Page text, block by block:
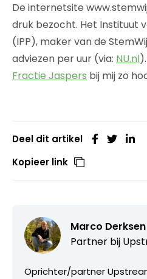
De internetsite
druk bezocht. Het Instituut
(IPP), maker van de
adviezen per uur (via: NU.nl
Fractie Jaspers bij mij zo
Deel dit artikel
Kopieer link
Marco Derksen
Partner bij
Oprichter/partner